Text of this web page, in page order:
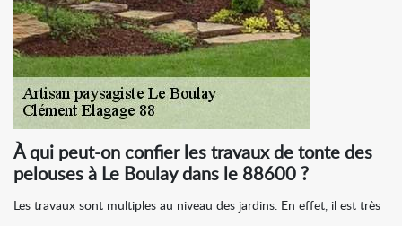
À qui peut-on confier les travaux de tonte des
pelouses à Le Boulay dans le 88600 ?
Les travaux sont multiples au niveau des jardins. En effet, il est très